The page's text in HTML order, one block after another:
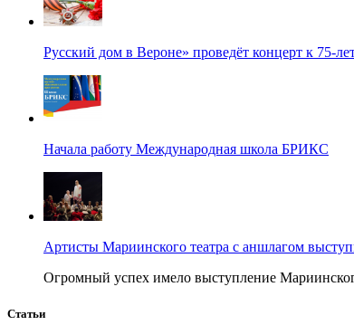
Русский дом в Вероне» проведёт концерт к 75-
Начала работу Международная школа БРИКС
Артисты Мариинского театра с аншлагом
Огромный успех имело выступление
Статьи